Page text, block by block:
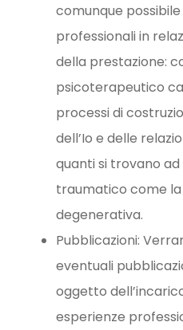
comunque
professionali in
della prestazione:
psicoterapeutico
processi di
dell’Io e delle
quanti si trovano
traumatico come
degenerativa.
Pubblicazioni:
eventuali
oggetto
esperienze